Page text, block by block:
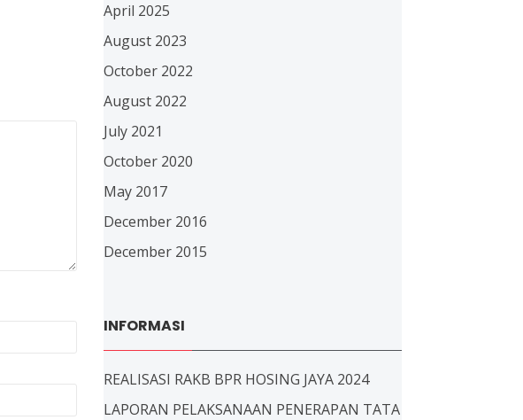
April 2025
August 2023
October 2022
August 2022
July 2021
October 2020
May 2017
December 2016
December 2015
INFORMASI
REALISASI RAKB BPR HOSING JAYA 2024
LAPORAN PELAKSANAAN PENERAPAN TATA